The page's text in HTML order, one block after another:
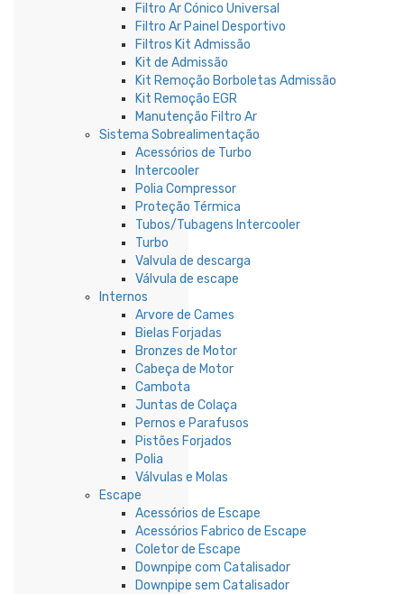
Filtro Ar Cónico Universal
Filtro Ar Painel Desportivo
Filtros Kit Admissão
Kit de Admissão
Kit Remoção Borboletas Admissão
Kit Remoção EGR
Manutenção Filtro Ar
Sistema Sobrealimentação
Acessórios de Turbo
Intercooler
Polia Compressor
Proteção Térmica
Tubos/Tubagens Intercooler
Turbo
Valvula de descarga
Válvula de escape
Internos
Arvore de Cames
Bielas Forjadas
Bronzes de Motor
Cabeça de Motor
Cambota
Juntas de Colaça
Pernos e Parafusos
Pistões Forjados
Polia
Válvulas e Molas
Escape
Acessórios de Escape
Acessórios Fabrico de Escape
Coletor de Escape
Downpipe com Catalisador
Downpipe sem Catalisador